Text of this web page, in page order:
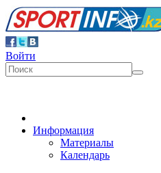
Войти
Информация
Материалы
Календарь